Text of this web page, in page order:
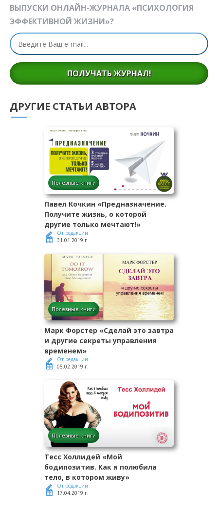
ВЫПУСКИ ОНЛАЙН-ЖУРНАЛА «ПСИХОЛОГИЯ
ЭФФЕКТИВНОЙ ЖИЗНИ»?
ПОЛУЧАТЬ ЖУРНАЛ!
ДРУГИЕ СТАТЬИ АВТОРА
Полезные книги
Павел Кочкин «Предназначение.
Получите жизнь, о которой
другие только мечтают!»
От редакции
31.01.2019 г.
Полезные книги
Марк Форстер «Сделай это завтра
и другие секреты управления
временем»
От редакции
05.02.2019 г.
Полезные книги
Тесс Холлидей «Мой
бодипозитив. Как я полюбила
тело, в котором живу»
От редакции
17.04.2019 г.